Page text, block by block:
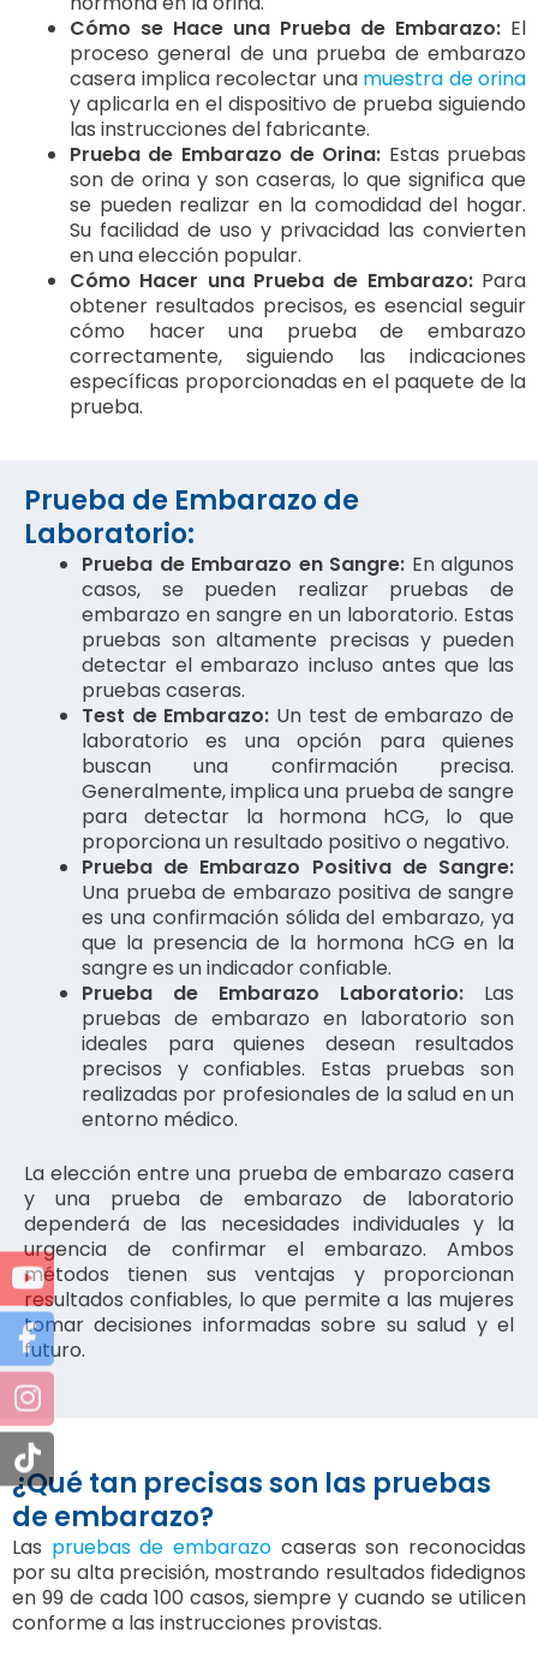
Cómo se Hace una Prueba de Embarazo: El
proceso general de una prueba de embarazo
casera implica recolectar una muestra de orina
y aplicarla en el dispositivo de prueba siguiendo
las instrucciones del fabricante.
Prueba de Embarazo de Orina: Estas pruebas
son de orina y son caseras, lo que significa que
se pueden realizar en la comodidad del hogar.
Su facilidad de uso y privacidad las convierten
en una elección popular.
Cómo Hacer una Prueba de Embarazo:Para
obtener resultados precisos, es esencial seguir
cómo hacer una prueba de embarazo
correctamente, siguiendo las indicaciones
específicas proporcionadas en el paquete de la
prueba.
Prueba de Embarazo de
Laboratorio:
Prueba de Embarazo en Sangre: En algunos
casos, se pueden realizar pruebas de
embarazo en sangre en un laboratorio. Estas
pruebas son altamente precisas y pueden
detectar el embarazo incluso antes que las
pruebas caseras.
Test de Embarazo: Un test de embarazo de
laboratorio es una opción para quienes
buscan una confirmación precisa.
Generalmente, implica una prueba de sangre
para detectar la hormona hCG, lo que
proporciona un resultado positivo o negativo.
Prueba de Embarazo Positiva de Sangre:
Una prueba de embarazo positiva de sangre
es una confirmación sólida del embarazo, ya
que la presencia de la hormona hCG en la
sangre es un indicador confiable.
Prueba de Embarazo Laboratorio: Las
pruebas de embarazo en laboratorio son
ideales para quienes desean resultados
precisos y confiables. Estas pruebas son
realizadas por profesionales de la salud en un
entorno médico.
La elección entre una prueba de embarazo casera
y una prueba de embarazo de laboratorio
dependerá de las necesidades individuales y la
urgencia de confirmar el embarazo. Ambos
métodos tienen sus ventajas y proporcionan
resultados confiables, lo que permite a las mujeres
tomar decisiones informadas sobre su salud y el
futuro.
¿Qué tan precisas son las pruebas
de embarazo?
Las pruebas de embarazo caseras son reconocidas
por su alta precisión, mostrando resultados fidedignos
en 99 de cada 100 casos, siempre y cuando se utilicen
conforme a las instrucciones provistas.